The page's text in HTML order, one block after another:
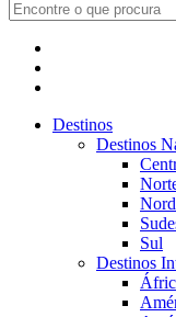
Destinos
Destinos
Sul
Destinos